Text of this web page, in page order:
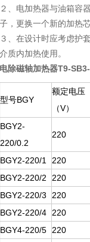
２、电加热器与油箱容
子，更换一个新的加热
３、在设计时应考虑护
介质内加热使用。
电除磁轴加热器T9-
型号BGY
额定电压
（V）
BGY2-
220/0.2
220
BGY2-220/1
220
BGY2-220/2
220
BGY2-220/3
220
BGY2-220/4
220
BGY4-220/5
220